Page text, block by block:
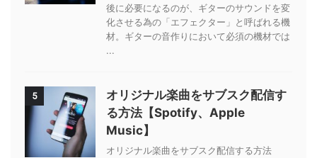
後に必要になるのが、ギターのサウンドを変
化させる為の「エフェクター」と呼ばれる機
材。ギターの音作りにおいて必須の機材では
...
5
オリジナル楽曲をサブスク配信す
る方法【Spotify、Apple
Music】
オリジナル楽曲をサブスク配信する方法